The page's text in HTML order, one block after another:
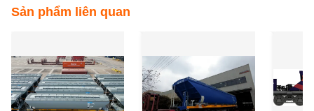
Sản phẩm liên quan